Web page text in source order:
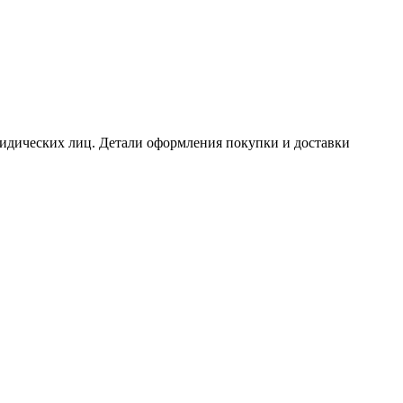
лиц. Детали оформления покупки и доставки